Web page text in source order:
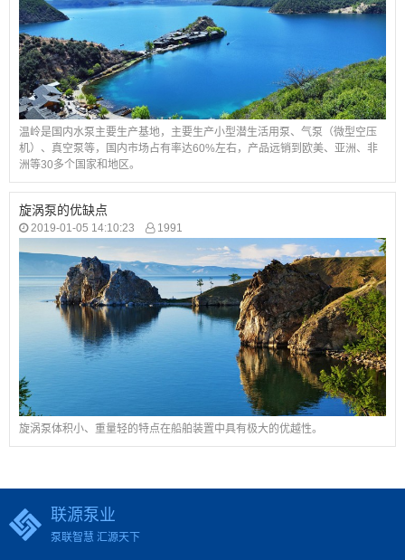
温岭是国内水泵主要生产基地，主要生产小型潜生活用泵、气泵（微型空压
机）、真空泵等，国内市场占有率达60%左右，产品远销到欧美、亚洲、非
洲等30多个国家和地区。
旋涡泵的优缺点
2019-01-05 14:10:23 1991
旋涡泵体积小、重量轻的特点在船舶装置中具有极大的优越性。
联源泵业
泵联智慧 汇源天下